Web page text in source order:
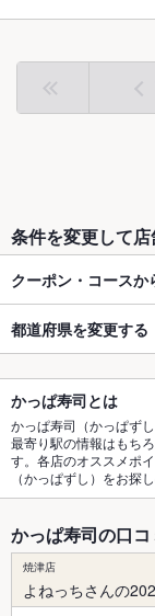
条件を変更して
クーポン・コースか
都道府県を変更する
かっぱ寿司とは
かっぱ寿司（かっぱず
最寄り駅の情報はもち
す。各店のオススメポ
（かっぱずし）をお探
かっぱ寿司の口コ
焼津店
よねっちさんの